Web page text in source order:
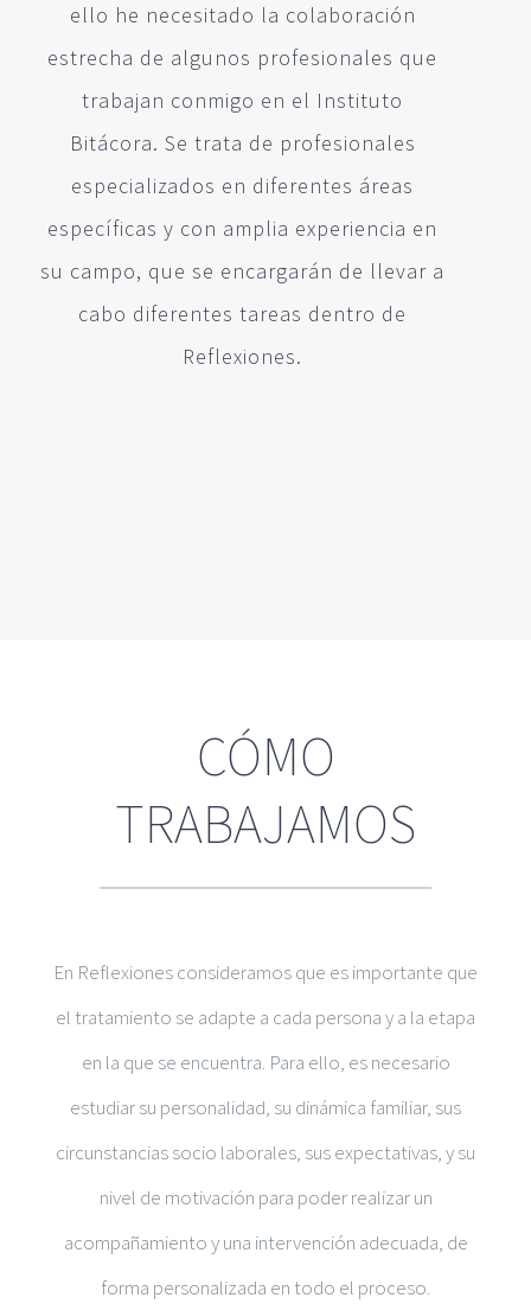
ello he necesitado la colaboración
estrecha de algunos profesionales que
trabajan conmigo en el Instituto
Bitácora. Se trata de profesionales
especializados en diferentes áreas
específicas y con amplia experiencia en
su campo, que se encargarán de llevar a
cabo diferentes tareas dentro de
Reflexiones.
CÓMO
TRABAJAMOS
En Reflexiones consideramos que es importante que
el tratamiento se adapte a cada persona y a la etapa
en la que se encuentra. Para ello, es necesario
estudiar su personalidad, su dinámica familiar, sus
circunstancias socio laborales, sus expectativas, y su
nivel de motivación para poder realizar un
acompañamiento y una intervención adecuada, de
forma personalizada en todo el proceso.